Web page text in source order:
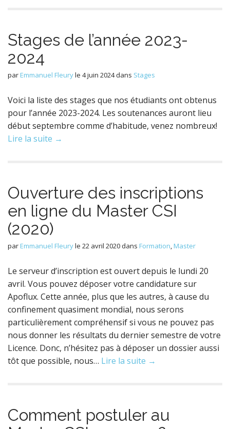
Stages de l’année 2023-
2024
par Emmanuel Fleuryle 4 juin 2024dans Stages
Voici la liste des stages que nos étudiants ont obtenus
pour l’année 2023-2024. Les soutenances auront lieu
début septembre comme d’habitude, venez nombreux!
Lire la suite →
Ouverture des inscriptions
en ligne du Master CSI
(2020)
par Emmanuel Fleuryle 22 avril 2020dans Formation, Master
Le serveur d’inscription est ouvert depuis le lundi 20
avril. Vous pouvez déposer votre candidature sur
Apoflux. Cette année, plus que les autres, à cause du
confinement quasiment mondial, nous serons
particulièrement compréhensif si vous ne pouvez pas
nous donner les résultats du dernier semestre de votre
Licence. Donc, n’hésitez pas à déposer un dossier aussi
tôt que possible, nous… Lire la suite →
Comment postuler au